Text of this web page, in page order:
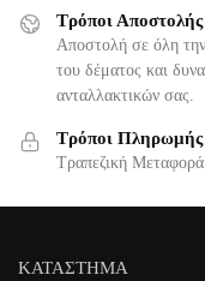
Τρόποι Αποστολής
Αποστολή σε όλη
του δέματος και
ανταλλακτικών σας.
Τρόποι Πληρωμής
Τραπεζική
ΚΑΤΑΣΤΗΜΑ